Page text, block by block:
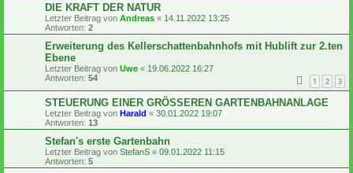
DIE KRAFT DER NATUR
Letzter Beitrag von Andreas « 14.11.2022 13:25
Antworten: 2
Erweiterung des Kellerschattenbahnhofs mit Hublift zur 2.ten
Ebene
Letzter Beitrag von Uwe « 19.06.2022 16:27
Antworten: 54 1 2 3
STEUERUNG EINER GRÖSSEREN GARTENBAHNANLAGE
Letzter Beitrag von Harald « 30.01.2022 19:07
Antworten: 13
Stefan's erste Gartenbahn
Letzter Beitrag von StefanS « 09.01.2022 11:15
Antworten: 5